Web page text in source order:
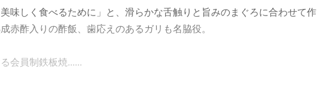
美味しく食べるために」と、滑らかな舌触りと旨みのまぐろに合わせて作
赤酢入りの酢飯、歯応えのあるガリも名脇役。
会員制鉄板焼......